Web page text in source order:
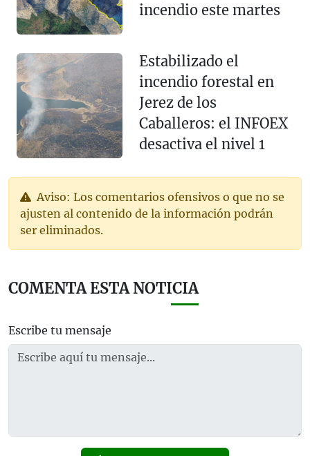
incendio este martes
Estabilizado el
incendio forestal en
Jerez de los
Caballeros: el INFOEX
desactiva el nivel 1
Aviso: Los comentarios ofensivos o que no se
ajusten al contenido de la información podrán
ser eliminados.
COMENTA ESTA NOTICIA
Escribe tu mensaje